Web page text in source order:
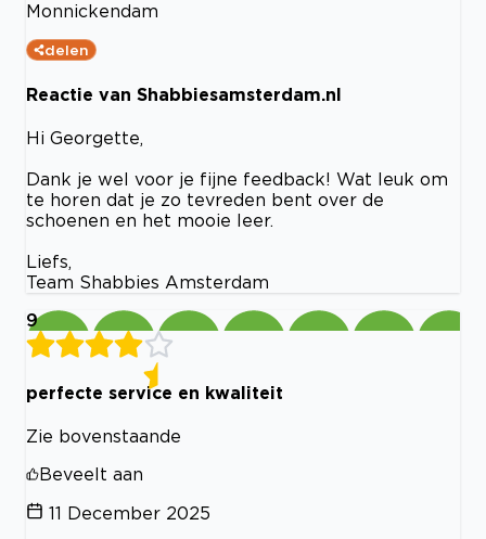
Monnickendam
delen
Reactie van Shabbiesamsterdam.nl
Hi Georgette,
Dank je wel voor je fijne feedback! Wat leuk om
te horen dat je zo tevreden bent over de
schoenen en het mooie leer.
Liefs,
Team Shabbies Amsterdam
9
perfecte service en kwaliteit
Zie bovenstaande
Beveelt aan
11 December 2025